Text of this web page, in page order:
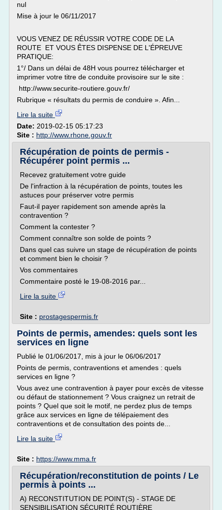
nul
Mise à jour le 06/11/2017
VOUS VENEZ DE RÉUSSIR VOTRE CODE DE LA
ROUTE ET VOUS ÊTES DISPENSE DE L'ÉPREUVE
PRATIQUE:
1°/ Dans un délai de 48H vous pourrez télécharger et
imprimer votre titre de conduite provisoire sur le site :
http://www.securite-routiere.gouv.fr/
Rubrique « résultats du permis de conduire ». Afin...
Lire la suite
Date: 2019-02-15 05:17:23
Site : http://www.rhone.gouv.fr
Récupération de points de permis -
Récupérer point permis ...
Recevez gratuitement votre guide
De l'infraction à la récupération de points, toutes les
astuces pour préserver votre permis
Faut-il payer rapidement son amende après la
contravention ?
Comment la contester ?
Comment connaître son solde de points ?
Dans quel cas suivre un stage de récupération de points
et comment bien le choisir ?
Vos commentaires
Commentaire posté le 19-08-2016 par...
Lire la suite
Site : prostagespermis.fr
Points de permis, amendes: quels sont les
services en ligne
Publié le 01/06/2017, mis à jour le 06/06/2017
Points de permis, contraventions et amendes : quels
services en ligne ?
Vous avez une contravention à payer pour excès de vitesse
ou défaut de stationnement ? Vous craignez un retrait de
points ? Quel que soit le motif, ne perdez plus de temps
grâce aux services en ligne de télépaiement des
contraventions et de consultation des points de...
Lire la suite
Site : https://www.mma.fr
Récupération/reconstitution de points / Le
permis à points ...
A) RECONSTITUTION DE POINT(S) - STAGE DE
SENSIBILISATION SÉCURITÉ ROUTIÈRE